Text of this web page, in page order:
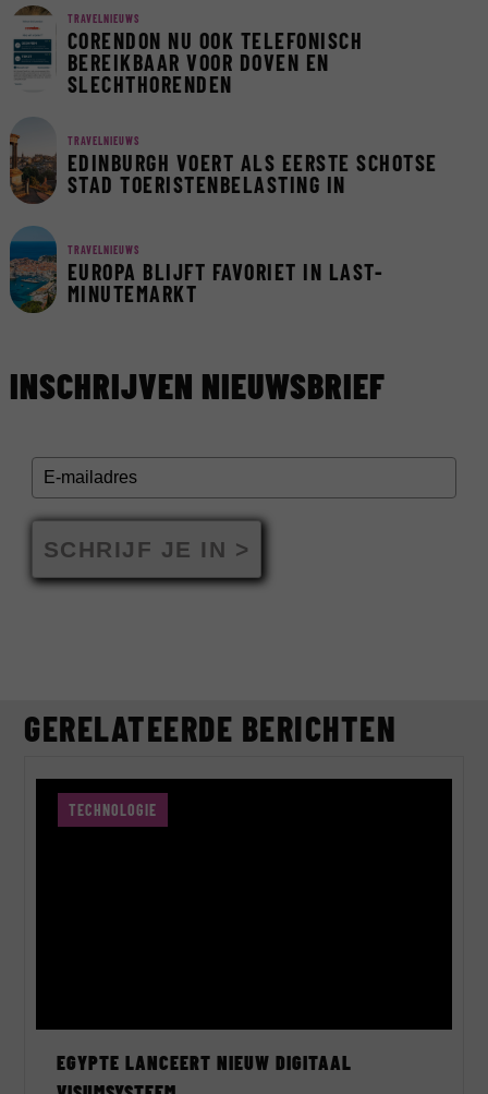
TRAVELNIEUWS
CORENDON NU OOK TELEFONISCH
BEREIKBAAR VOOR DOVEN EN
SLECHTHORENDEN
TRAVELNIEUWS
EDINBURGH VOERT ALS EERSTE SCHOTSE
STAD TOERISTENBELASTING IN
TRAVELNIEUWS
EUROPA BLIJFT FAVORIET IN LAST-
MINUTEMARKT
INSCHRIJVEN NIEUWSBRIEF
SCHRIJF JE IN >
GERELATEERDE BERICHTEN
TECHNOLOGIE
EGYPTE LANCEERT NIEUW DIGITAAL